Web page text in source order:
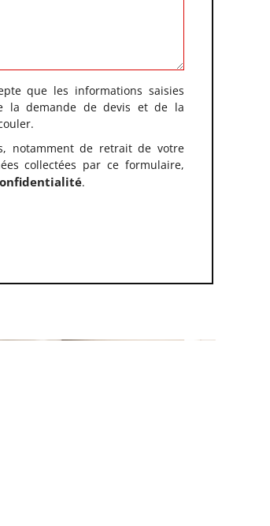
que les informations saisies
la demande de devis et de la
notamment de retrait de votre
collectées par ce formulaire,
.